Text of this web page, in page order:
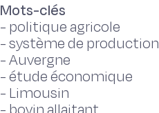
Mots-clés
- politique agricole
-système de production
-Auvergne
-étude économique
- Limousin